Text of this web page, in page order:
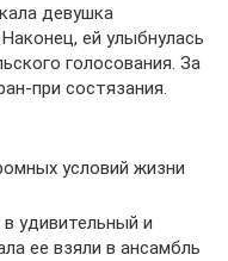
девушка
ей улыбнулась
голосования. За
при состязания.
условий жизни
удивительный и
ее взяли в ансамбль